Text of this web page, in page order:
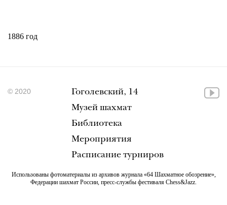
1886 год
© 2020
Гоголевский, 14
Музей шахмат
Библиотека
Мероприятия
Расписание турниров
Использованы фотоматериалы из архивов журнала «64 Шахматное обозрение»,
Федерации шахмат России, пресс-службы фестиваля Chess&Jazz.